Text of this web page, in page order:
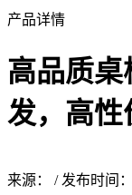
产品详情
高品质
发，高性
来源： / 发布时间